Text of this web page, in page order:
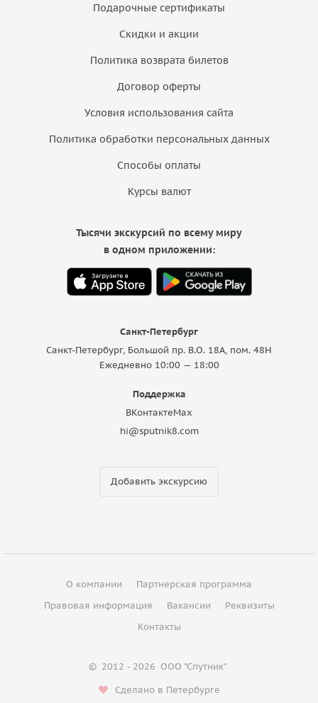
Подарочные сертификаты
Скидки и акции
Политика возврата билетов
Договор оферты
Условия использования сайта
Политика обработки персональных данных
Способы оплаты
Курсы валют
Санкт-Петербург
Санкт-Петербург, Большой пр. В.О. 18A, пом. 48Н
Ежедневно 10:00 — 18:00
Поддержка
ВКонтактеMax
hi@sputnik8.com
Добавить экскурсию
Тысячи экскурсий по всему миру
в одном приложении:
О компании
Партнерская программа
Правовая информация
Вакансии
Реквизиты
Контакты
© 2012 - 2026 ООО "Спутник"
Сделано в Петербурге